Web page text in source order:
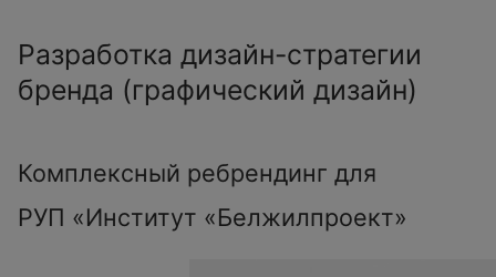
Разработка дизайн-стратегии
бренда (графический дизайн)
Комплексный ребрендинг для
РУП «Институт «Белжилпроект»